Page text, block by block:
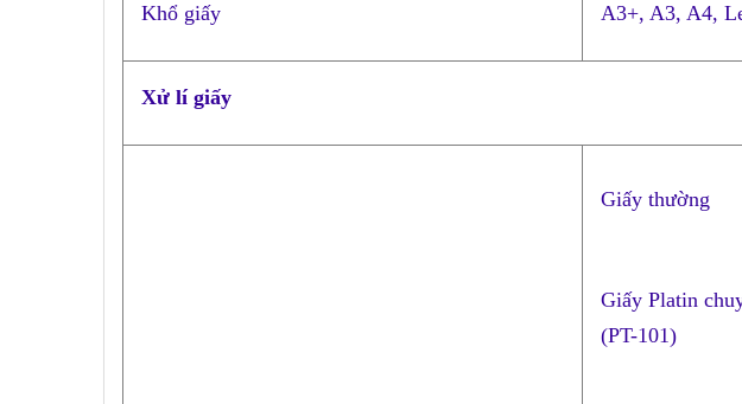
Khổ giấy A3+, A3, A4,
Xử lí giấy
Giấy thường
Giấy Platin
(PT-101)